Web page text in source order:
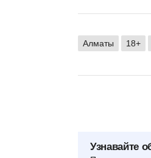
Алматы 18+
Узнавайте